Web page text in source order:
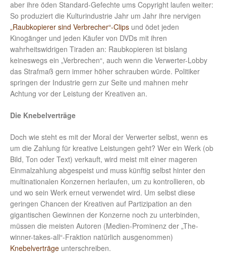
aber ihre öden Standard-Gefechte ums Copyright laufen weiter:
So produziert die Kulturindustrie Jahr um Jahr ihre nervigen
„Raubkopierer sind Verbrecher“-Clips und ödet jeden
Kinogänger und jeden Käufer von DVDs mit ihren
wahrheitswidrigen Tiraden an: Raubkopieren ist bislang
keineswegs ein „Verbrechen“, auch wenn die Verwerter-Lobby
das Strafmaß gern immer höher schrauben würde. Politiker
springen der Industrie gern zur Seite und mahnen mehr
Achtung vor der Leistung der Kreativen an.
Die Knebelverträge
Doch wie steht es mit der Moral der Verwerter selbst, wenn es
um die Zahlung für kreative Leistungen geht? Wer ein Werk (ob
Bild, Ton oder Text) verkauft, wird meist mit einer mageren
Einmalzahlung abgespeist und muss künftig selbst hinter den
multinationalen Konzernen herlaufen, um zu kontrollieren, ob
und wo sein Werk erneut verwendet wird. Um selbst diese
geringen Chancen der Kreativen auf Partizipation an den
gigantischen Gewinnen der Konzerne noch zu unterbinden,
müssen die meisten Autoren (Medien-Prominenz der „The-
winner-takes-all“-Fraktion natürlich ausgenommen)
Knebelverträge unterschreiben.